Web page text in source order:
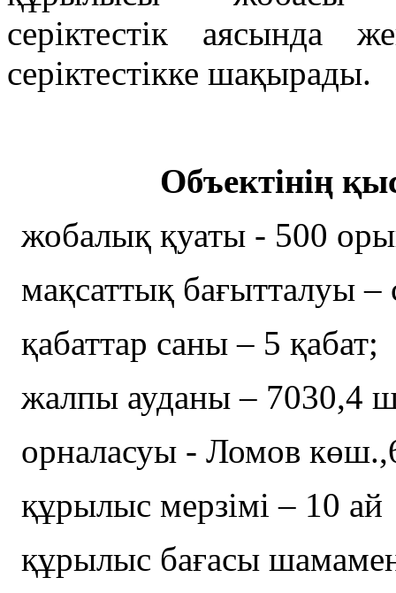
серіктестік аясында
серіктестікке шақырады.
Объектінің
жобалық қуаты - 500
мақсаттық бағытталуы –
қабаттар саны – 5 қабат;
жалпы ауданы – 7030,4
орналасуы - Ломов
құрылыс мерзімі – 10 ай
құрылыс бағасы